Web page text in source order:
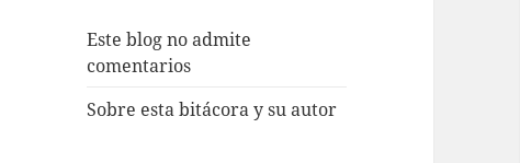
Este blog no admite
comentarios
Sobre esta bitácora y su autor